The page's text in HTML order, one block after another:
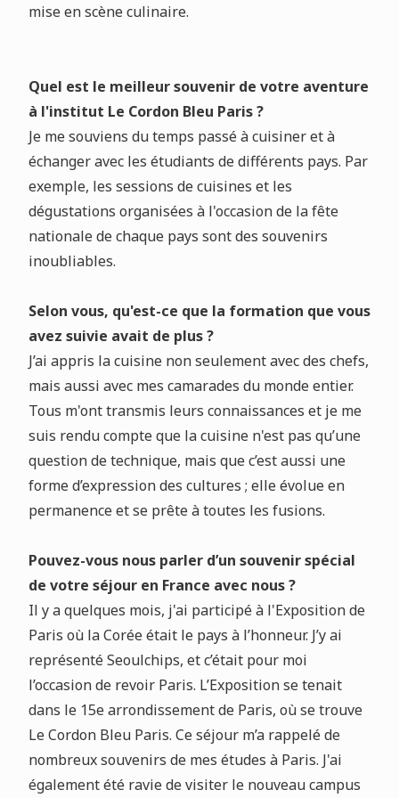
mise en scène culinaire.
Quel est le meilleur souvenir de votre aventure
à l'institut Le Cordon Bleu Paris ?
Je me souviens du temps passé à cuisiner et à
échanger avec les étudiants de différents pays. Par
exemple, les sessions de cuisines et les
dégustations organisées à l'occasion de la fête
nationale de chaque pays sont des souvenirs
inoubliables.
Selon vous, qu'est-ce que la formation que vous
avez suivie avait de plus ?
J’ai appris la cuisine non seulement avec des chefs,
mais aussi avec mes camarades du monde entier.
Tous m'ont transmis leurs connaissances et je me
suis rendu compte que la cuisine n'est pas qu’une
question de technique, mais que c’est aussi une
forme d’expression des cultures ; elle évolue en
permanence et se prête à toutes les fusions.
Pouvez-vous nous parler d’un souvenir spécial
de votre séjour en France avec nous ?
Il y a quelques mois, j'ai participé à l'Exposition de
Paris où la Corée était le pays à l’honneur. J’y ai
représenté Seoulchips, et c’était pour moi
l’occasion de revoir Paris. L’Exposition se tenait
dans le 15e arrondissement de Paris, où se trouve
Le Cordon Bleu Paris. Ce séjour m’a rappelé de
nombreux souvenirs de mes études à Paris. J'ai
également été ravie de visiter le nouveau campus